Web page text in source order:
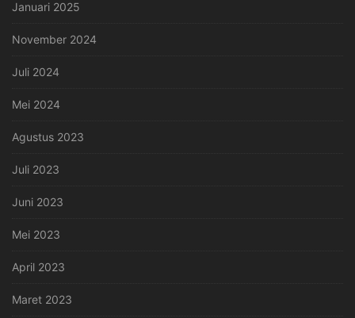
Januari 2025
November 2024
Juli 2024
Mei 2024
Agustus 2023
Juli 2023
Juni 2023
Mei 2023
April 2023
Maret 2023